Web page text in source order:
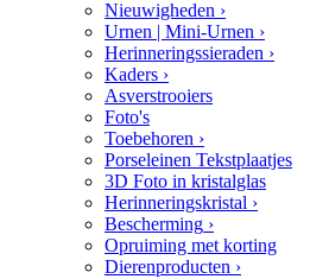
Nieuwigheden ›
Urnen | Mini-Urnen ›
Herinneringssieraden ›
Kaders ›
Asverstrooiers
Foto's
Toebehoren ›
Porseleinen Tekstplaatjes
3D Foto in kristalglas
Herinneringskristal ›
Bescherming ›
Opruiming met korting
Dierenproducten ›